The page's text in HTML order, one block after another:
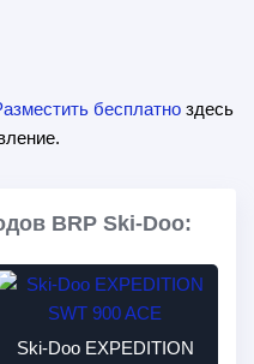
бесплатно здесь
BRP Ski-Doo:
Ski-Doo EXPEDITION